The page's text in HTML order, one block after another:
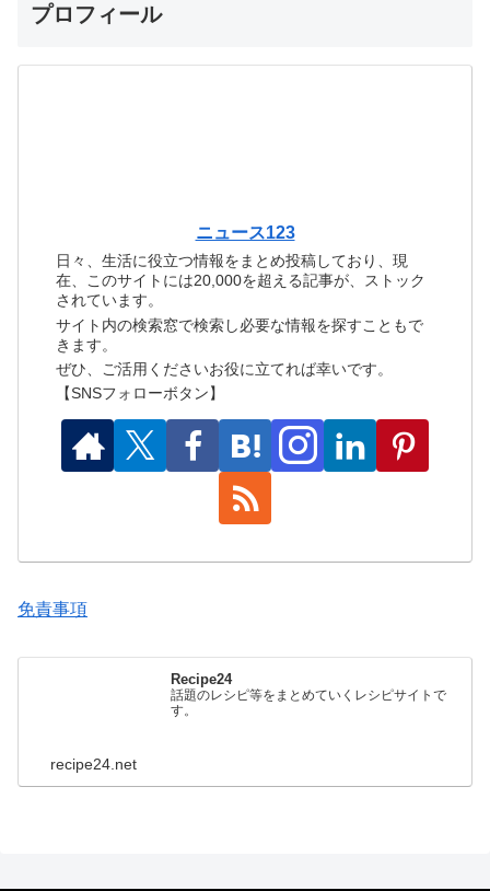
プロフィール
ニュース123
日々、生活に役立つ情報をまとめ投稿しており、現
在、このサイトには20,000を超える記事が、ストック
されています。
サイト内の検索窓で検索し必要な情報を探すこともで
きます。
ぜひ、ご活用くださいお役に立てれば幸いです。
【SNSフォローボタン】
免責事項
Recipe24
話題のレシピ等をまとめていくレシピサイトで
す。
recipe24.net